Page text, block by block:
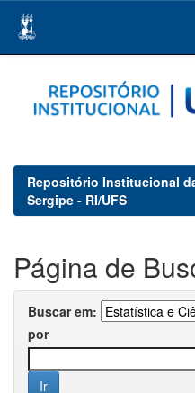
navigation
Repositório Institucional
Sergipe - RI/UFS
Página de
Buscar em:
por